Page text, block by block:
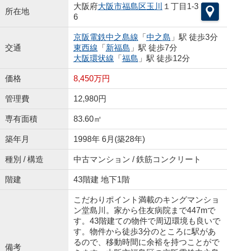
所在地
大阪府大阪市福島区玉川
１丁目1-3
6
交通
京阪電鉄中之島線 「 中之島 」駅 徒歩3分
東西線 「 新福島 」駅 徒歩7分
大阪環状線 「 福島 」駅 徒歩12分
価格 8,450万円
管理費 12,980円
専有面積 83.60㎡
築年月 1998年 6月(築28年)
種別 / 構造 中古マンション / 鉄筋コンクリート
階建 43階建 地下1階
備考
こだわりポイント満載のキングマンショ
ン堂島川。家から住友病院まで447mで
す。43階建ての物件で周辺環境も良いで
す。物件から徒歩3分のところに駅があ
るので、移動時間に余裕を持つことがで